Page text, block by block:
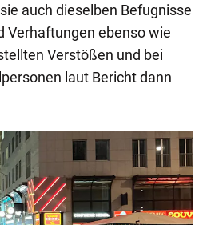
auch dieselben Befugnisse
Verhaftungen ebenso wie
Verstößen und bei
laut Bericht dann